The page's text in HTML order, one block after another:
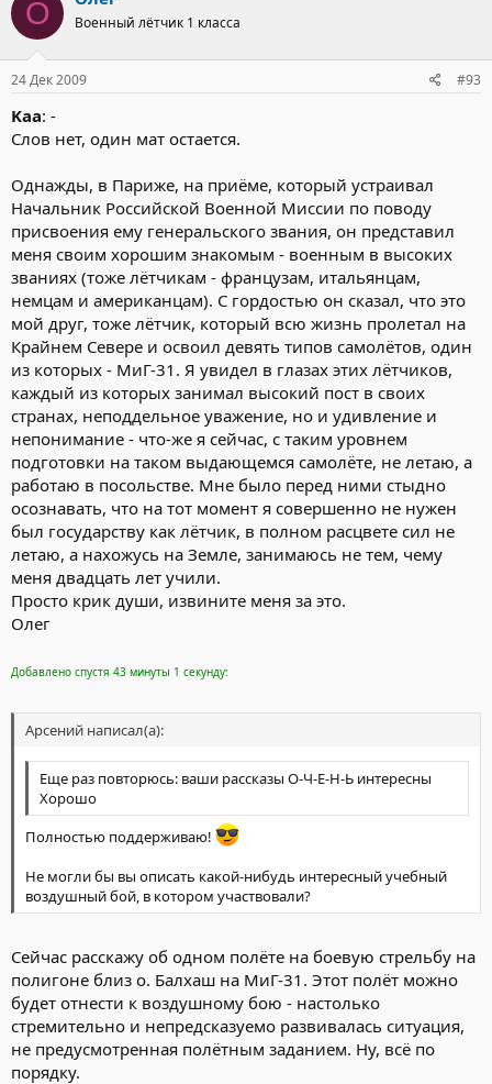
О Военный лётчик 1 класса
24 Дек 2009 #93
Kaa: -
Слов нет, один мат остается.
Однажды, в Париже, на приёме, который устраивал
Начальник Российской Военной Миссии по поводу
присвоения ему генеральского звания, он представил
меня своим хорошим знакомым - военным в высоких
званиях (тоже лётчикам - французам, итальянцам,
немцам и американцам). С гордостью он сказал, что это
мой друг, тоже лётчик, который всю жизнь пролетал на
Крайнем Севере и освоил девять типов самолётов, один
из которых - МиГ-31. Я увидел в глазах этих лётчиков,
каждый из которых занимал высокий пост в своих
странах, неподдельное уважение, но и удивление и
непонимание - что-же я сейчас, с таким уровнем
подготовки на таком выдающемся самолёте, не летаю, а
работаю в посольстве. Мне было перед ними стыдно
осознавать, что на тот момент я совершенно не нужен
был государству как лётчик, в полном расцвете сил не
летаю, а нахожусь на Земле, занимаюсь не тем, чему
меня двадцать лет учили.
Просто крик души, извините меня за это.
Олег
Добавлено спустя 43 минуты 1 секунду:
Арсений написал(а):
Еще раз повторюсь: ваши рассказы О-Ч-Е-Н-Ь интересны
Хорошо
Полностью поддерживаю!
Не могли бы вы описать какой-нибудь интересный учебный
воздушный бой, в котором участвовали?
Сейчас расскажу об одном полёте на боевую стрельбу на
полигоне близ о. Балхаш на МиГ-31. Этот полёт можно
будет отнести к воздушному бою - настолько
стремительно и непредсказуемо развивалась ситуация,
не предусмотренная полётным заданием. Ну, всё по
порядку.